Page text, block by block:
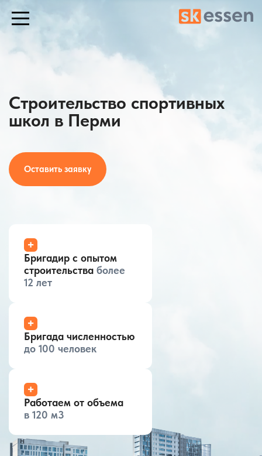
Строительство спортивных
школ в Перми
Оставить заявку
+
Бригадир с опытом
строительства более
12 лет
+
Бригада численностью
до 100 человек
+
Работаем от объема
в 120 м3